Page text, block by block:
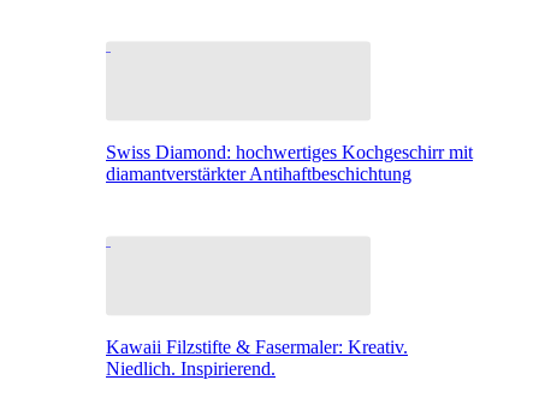
Swiss Diamond: hochwertiges Kochgeschirr mit
diamantverstärkter Antihaftbeschichtung
Kawaii Filzstifte & Fasermaler: Kreativ.
Niedlich. Inspirierend.